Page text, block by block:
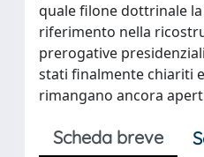
quale filone dottrinale la
riferimento nella
prerogative
stati finalmente chiariti
rimangano ancora
Scheda breve